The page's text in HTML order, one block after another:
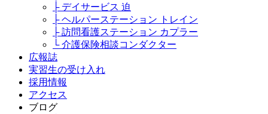
├ デイサービス 迫
├ ヘルパーステーション トレイン
├ 訪問看護ステーション カプラー
└ 介護保険相談コンダクター
広報誌
実習生の受け入れ
採用情報
アクセス
ブログ